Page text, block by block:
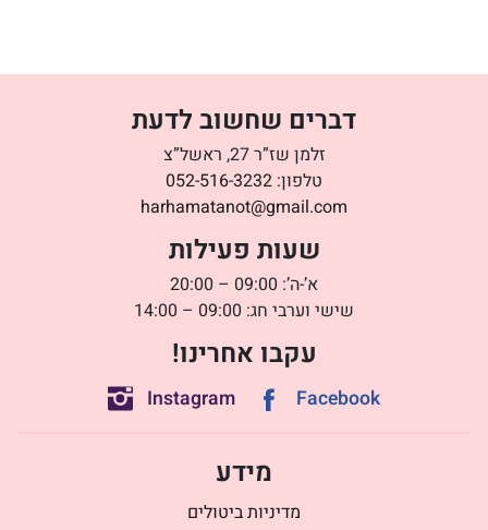
דברים שחשוב לדעת
זלמן שז”ר 27, ראשל”צ
טלפון: 052-516-3232
harhamatanot@gmail.com
שעות פעילות
א’-ה’: 09:00 – 20:00
שישי וערבי חג: 09:00 – 14:00
עקבו אחרינו!
Facebook
Instagram
מידע
מדיניות ביטולים